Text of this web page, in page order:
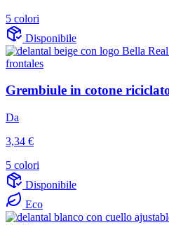
5 colori
Disponibile
Grembiule in cotone
Da
3,34 €
5 colori
Disponibile
Eco